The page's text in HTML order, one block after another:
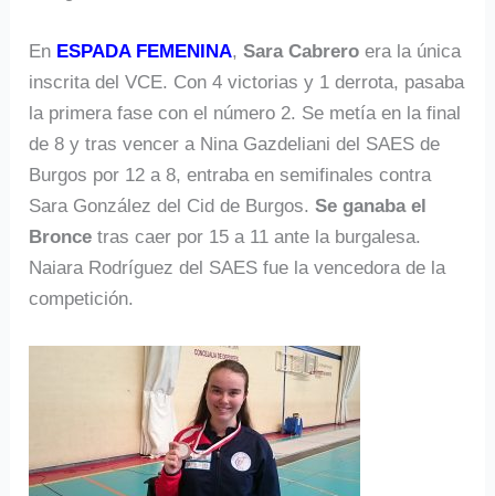
En ESPADA FEMENINA,Sara Cabrero era la única
inscrita del VCE. Con 4 victorias y 1 derrota, pasaba
la primera fase con el número 2. Se metía en la final
de 8 y tras vencer a Nina Gazdeliani del SAES de
Burgos por 12 a 8, entraba en semifinales contra
Sara González del Cid de Burgos.Se ganaba el
Bronce tras caer por 15 a 11 ante la burgalesa.
Naiara Rodríguez del SAES fue la vencedora de la
competición.